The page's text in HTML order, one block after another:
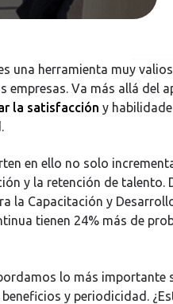
una herramienta muy
empresas. Va más allá del
la satisfacción y
en ello no solo
y la retención de talento.
la Capacitación y
tienen 24% más de
lo más importante
y periodicidad.